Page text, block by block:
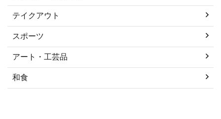
テイクアウト
スポーツ
アート・工芸品
和食